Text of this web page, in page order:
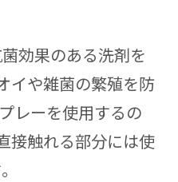
効果のある洗剤を
イや雑菌の繁殖を防
レーを使用するの
接触れる部分には使